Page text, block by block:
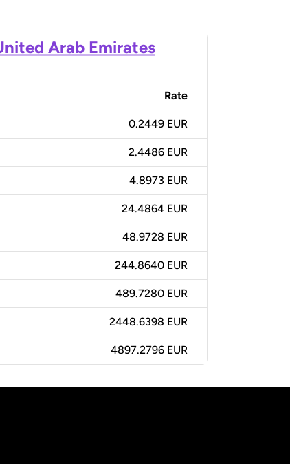
Arab Emirates
Rate
0.2449 EUR
2.4486 EUR
4.8973 EUR
24.4864 EUR
48.9728 EUR
244.8640 EUR
489.7280 EUR
2448.6398 EUR
4897.2796 EUR